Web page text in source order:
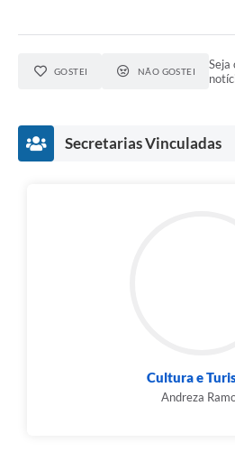
GOSTEI NÃO GOSTEI
Seja
Secretarias Vinculadas
Cultura e
Andreza